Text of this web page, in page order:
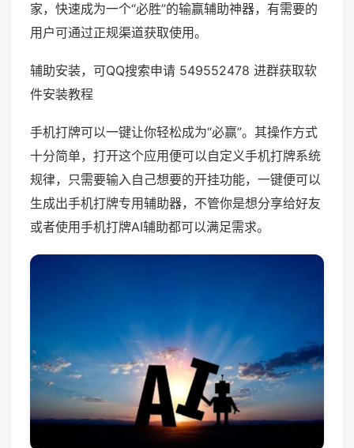
家，快速成为一个“必胜”的输赢辅助神器，有需要的
用户可通过正规渠道获取使用。
辅助安装，可QQ搜索申请 549552478 进群获取软
件安装教程
手机打牌可以一键让你轻松成为“必赢”。其操作方式
十分简单，打开这个应用便可以自定义手机打牌系统
规律，只需要输入自己想要的开挂功能，一键便可以
生成出手机打牌专用辅助器，不管你是想分享给好友
或者使用手机打牌AI辅助都可以满足需求。